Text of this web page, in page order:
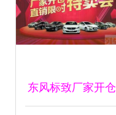
东风标致厂家开仓